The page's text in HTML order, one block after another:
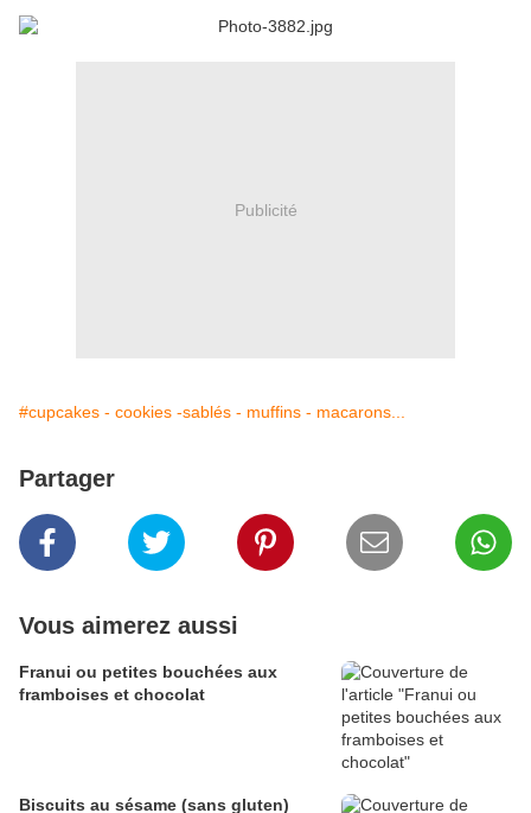
Publicité
#cupcakes - cookies -sablés - muffins - macarons...
Partager
Vous aimerez aussi
Franui ou petites bouchées aux
framboises et chocolat
Biscuits au sésame (sans gluten)